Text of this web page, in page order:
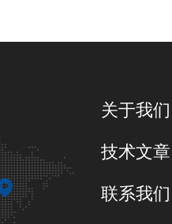
关于我们
技术文章
联系我们